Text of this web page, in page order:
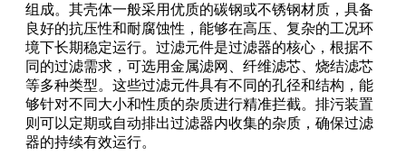
组成。其壳体一般采用优质的碳钢或不锈钢材质，具备
良好的抗压性和耐腐蚀性，能够在高压、复杂的工况环
境下长期稳定运行。过滤元件是过滤器的核心，根据不
同的过滤需求，可选用金属滤网、纤维滤芯、烧结滤芯
等多种类型。这些过滤元件具有不同的孔径和结构，能
够针对不同大小和性质的杂质进行精准拦截。排污装置
则可以定期或自动排出过滤器内收集的杂质，确保过滤
器的持续有效运行。